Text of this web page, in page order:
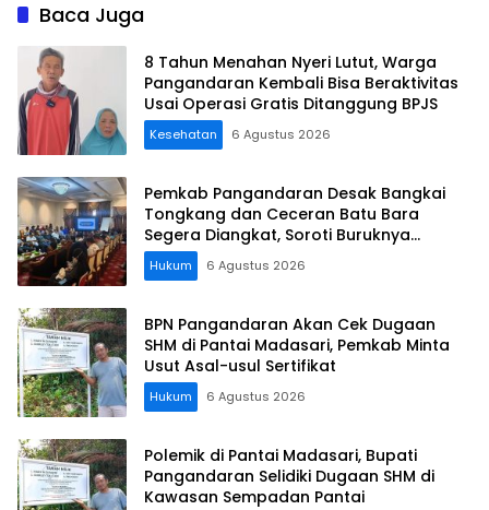
Baca Juga
8 Tahun Menahan Nyeri Lutut, Warga
Pangandaran Kembali Bisa Beraktivitas
Usai Operasi Gratis Ditanggung BPJS
Kesehatan 6 Agustus 2026
Pemkab Pangandaran Desak Bangkai
Tongkang dan Ceceran Batu Bara
Segera Diangkat, Soroti Buruknya
Koordinasi Perusahaan
Hukum 6 Agustus 2026
BPN Pangandaran Akan Cek Dugaan
SHM di Pantai Madasari, Pemkab Minta
Usut Asal-usul Sertifikat
Hukum 6 Agustus 2026
Polemik di Pantai Madasari, Bupati
Pangandaran Selidiki Dugaan SHM di
Kawasan Sempadan Pantai